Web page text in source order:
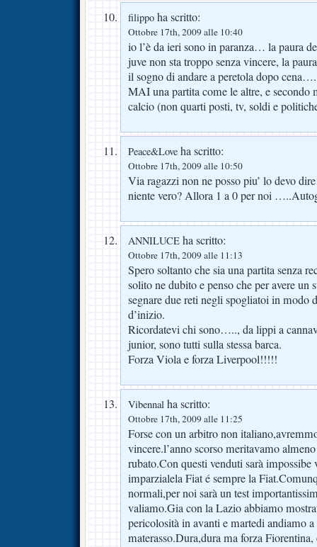
filippo ha scritto:
Ottobre 17th, 2009 alle 10:40
io l’è da ieri sono in paranza… la paura
juve non sta troppo senza vincere, la
il sogno di andare a peretola dopo
MAI una partita come le altre, e secondo
calcio (non quarti posti, tv, soldi e
Peace&Love ha scritto:
Ottobre 17th, 2009 alle 10:50
Via ragazzi non ne posso piu’ lo devo
niente vero? Allora 1 a 0 per noi
ANNILUCE ha scritto:
Ottobre 17th, 2009 alle 11:13
Spero soltanto che sia una partita senza
solito ne dubito e penso che per avere un
segnare due reti negli spogliatoi in modo
d’inizio.
Ricordatevi chi sono….., da lippi a
junior, sono tutti sulla stessa barca.
Forza Viola e forza Liverpool!!!!!
Vibennal ha scritto:
Ottobre 17th, 2009 alle 11:25
Forse con un arbitro non
vincere.l’anno scorso meritavamo
rubato.Con questi venduti sarà impossibe
imparzialela Fiat é sempre la
normali,per noi sarà un test
valiamo.Gia con la Lazio abbiamo
pericolosità in avanti e martedi andiamo
materasso.Dura,dura ma forza